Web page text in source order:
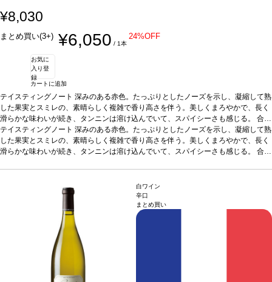
¥8,030
まとめ買い(3+) ¥6,050 / 1本
24%OFF
お気に
入り登
録
カートに追加
テイスティングノート 深みのある赤色。たっぷりとしたノーズを示し、凝縮して熟
した果実とスミレの、素晴らしく複雑で香り高さを伴う。美しくまろやかで、長く
滑らかな味わいが続き、タンニンは溶け込んでいて、スパイシーさも感じる。 合う
料理ラムラック、チーズなどと好相性葡萄品種カベルネ・フラン、カベルネ・ソ
ーヴィニヨン、メルロー、マルベック*本ヴィンテージが在庫切れの場合、在庫が
あり価格が同様の場合は自動的に次のヴィンテージに変更されます、ご了承くださ
テイスティングノート 深みのある赤色。たっぷりとしたノーズを示し、凝縮して熟
した果実とスミレの、素晴らしく複雑で香り高さを伴う。美しくまろやかで、長く
滑らかな味わいが続き、タンニンは溶け込んでいて、スパイシーさも感じる。 合う
あり価格が同様の場合は自動的に次のヴィンテージに変更されます、ご了承くださ
白ワイン
辛口
まとめ買い